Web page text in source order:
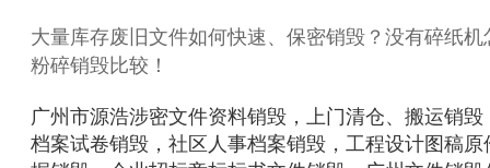
大量库存废旧文件如何快速、保密销毁？没有碎纸
粉碎销毁比较！
广州市源浩涉密文件资料销毁，上门清仓、搬运销
档案试卷销毁，社区人事档案销毁，工程设计图稿